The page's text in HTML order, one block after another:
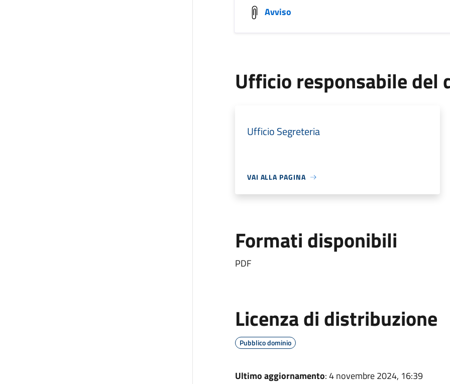
Avviso
Ufficio responsabile del
Ufficio Segreteria
VAI ALLA PAGINA
Formati disponibili
PDF
Licenza di distribuzione
Pubblico dominio
Ultimo aggiornamento: 4 novembre 2024, 16:39